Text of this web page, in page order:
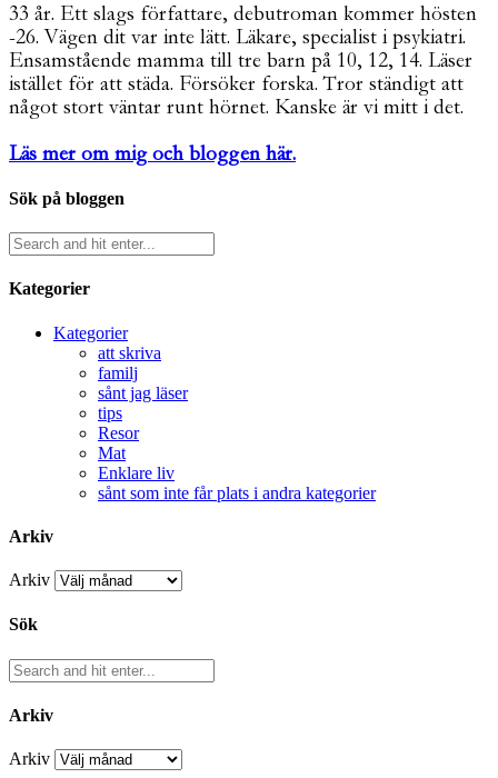
33 år. Ett slags författare, debutroman kommer hösten
-26. Vägen dit var inte lätt. Läkare, specialist i psykiatri.
Ensamstående mamma till tre barn på 10, 12, 14. Läser
istället för att städa. Försöker forska. Tror ständigt att
något stort väntar runt hörnet. Kanske är vi mitt i det.
Läs mer om mig och bloggen här.
Sök på bloggen
Kategorier
Kategorier
att skriva
familj
sånt jag läser
tips
Resor
Mat
Enklare liv
sånt som inte får plats i andra kategorier
Arkiv
Arkiv
Sök
Arkiv
Arkiv